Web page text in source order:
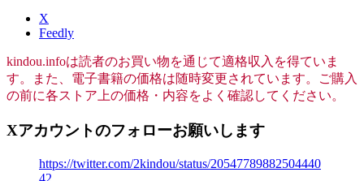
X
Feedly
kindou.infoは読者のお買い物を通じて適格収入を得ていま
す。また、電子書籍の価格は随時変更されています。ご購入
の前に各ストア上の価格・内容をよく確認してください。
Xアカウントのフォローお願いします
https://twitter.com/2kindou/status/20547789882504440
42